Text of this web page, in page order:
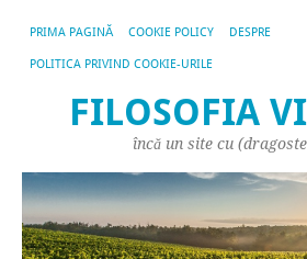
PRIMA PAGINĂ COOKIE POLICY DESPRE
POLITICA PRIVIND COOKIE-URILE
FILOSOFIA
încă un site cu